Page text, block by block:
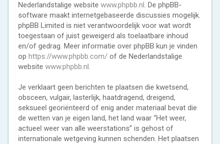
Nederlandstalige website www.phpbb.nl. De phpBB-
software maakt internetgebaseerde discussies mogelijk.
phpBB Limited is niet verantwoordelijk voor wat wordt
toegestaan of juist geweigerd als toelaatbare inhoud
en/of gedrag. Meer informatie over phpBB kun je vinden
op https://www.phpbb.com/ of de Nederlandstalige
website www.phpbb.nl.
Je verklaart geen berichten te plaatsen die kwetsend,
obsceen, vulgair, lasterlijk, haatdragend, dreigend,
seksueel georiënteerd of enig ander materiaal bevat die
de wetten van je eigen land, het land waar “Het weer,
actueel weer van alle weerstations” is gehost of
internationale wetgeving kunnen schenden. Het plaatsen